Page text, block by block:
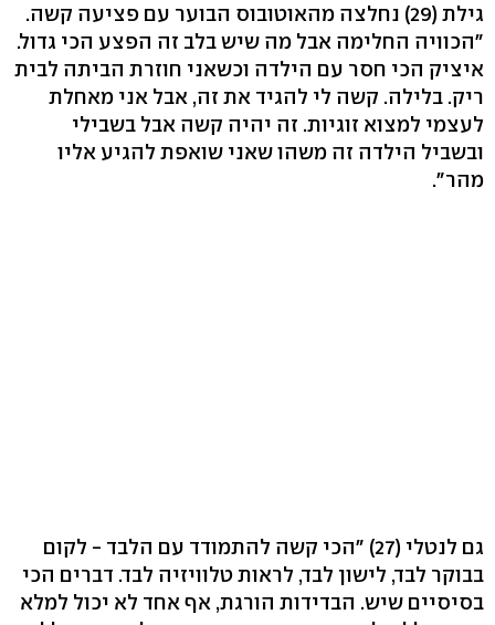
גילת (29) נחלצה מהאוטובוס הבוער עם פציעה קשה.
"הכוויה החלימה אבל מה שיש בלב זה הפצע הכי גדול.
איציק הכי חסר עם הילדה וכשאני חוזרת הביתה לבית
ריק. בלילה. קשה לי להגיד את זה, אבל אני מאחלת
לעצמי למצוא זוגיות. זה יהיה קשה אבל בשבילי
ובשביל הילדה זה משהו שאני שואפת להגיע אליו
מהר".
גם לנטלי (27) "הכי קשה להתמודד עם הלבד - לקום
בבוקר לבד, לישון לבד, לראות טלוויזיה לבד. דברים הכי
בסיסיים שיש. הבדידות הורגת, אף אחד לא יכול למלא